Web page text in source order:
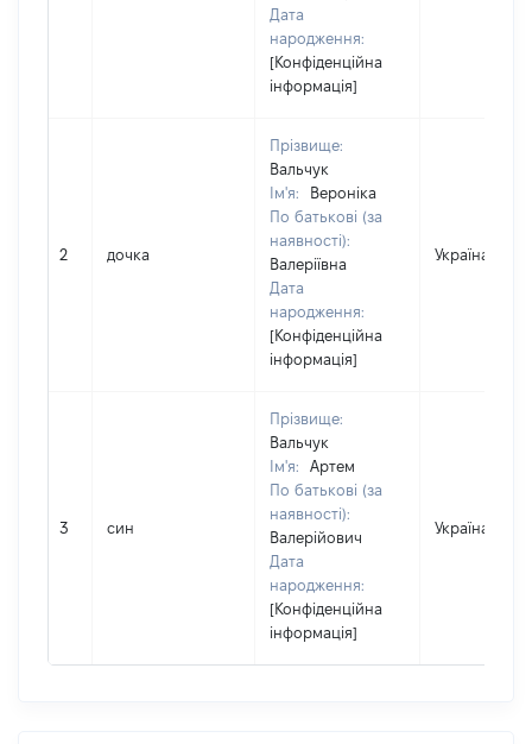
Дата
народження:
[Конфіденційна
інформація]
2 дочка
Прізвище:
Вальчук
Ім'я:
Вероніка
По батькові (за
наявності):
Валеріївна
Дата
народження:
[Конфіденційна
інформація]
Україна
3 син
Прізвище:
Вальчук
Ім'я:
Артем
По батькові (за
наявності):
Валерійович
Дата
народження:
[Конфіденційна
інформація]
Україна